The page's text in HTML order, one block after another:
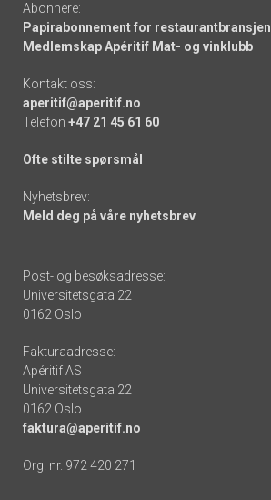
Abonnere:
Papirabonnement for restaurantbransjen
Medlemskap Apéritif Mat- og vinklubb
Kontakt oss:
aperitif@aperitif.no
Telefon +47 21 45 61 60
Ofte stilte spørsmål
Nyhetsbrev:
Meld deg på våre nyhetsbrev
Post- og besøksadresse:
Universitetsgata 22
0162 Oslo
Fakturaadresse:
Apéritif AS
Universitetsgata 22
0162 Oslo
faktura@aperitif.no
Org. nr. 972 420 271